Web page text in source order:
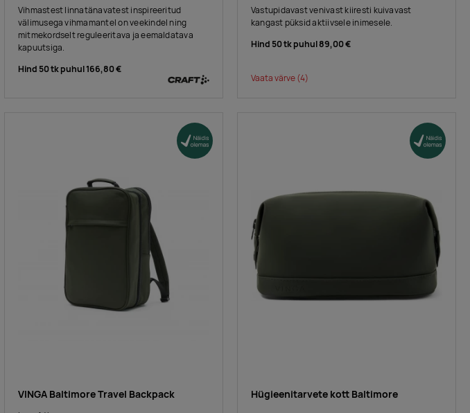
Vihmastest linnatänavatest inspireeritud
välimusega vihmamantel on veekindel ning
mitmekordselt reguleeritava ja eemaldatava
kapuutsiga.
Hind 50 tk puhul166,80 €
Vastupidavast venivast kiiresti kuivavast
kangast püksid aktiivsele inimesele.
Hind 50 tk puhul89,00 €
Vaata värve(4)
VINGA Baltimore Travel Backpack Hügieenitarvete kott Baltimore